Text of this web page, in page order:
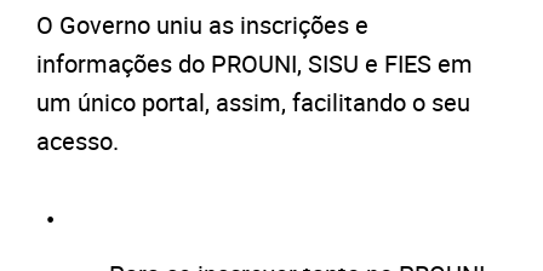
O Governo uniu as inscrições e
informações do PROUNI, SISU e FIES em
um único portal, assim, facilitando o seu
acesso.